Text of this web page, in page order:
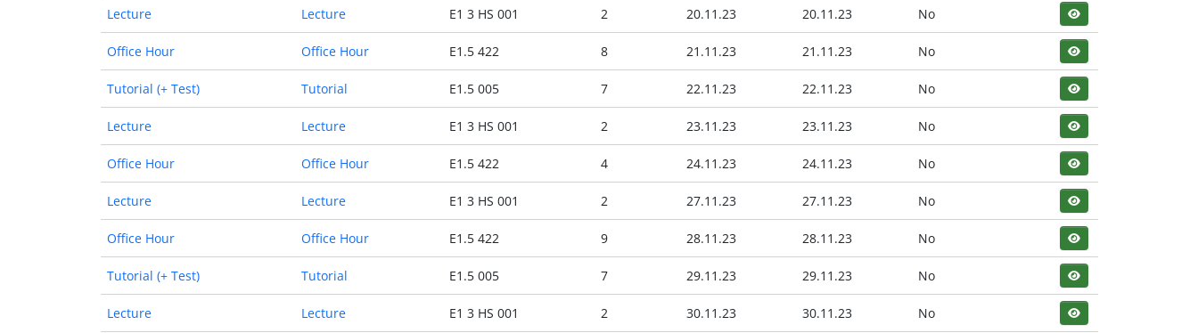
Lecture Lecture E1 3 HS 001 2 20.11.23 20.11.23 No
Office Hour Office Hour E1.5 422 8 21.11.23 21.11.23 No
Tutorial (+ Test) Tutorial E1.5 005 7 22.11.23 22.11.23 No
Lecture Lecture E1 3 HS 001 2 23.11.23 23.11.23 No
Office Hour Office Hour E1.5 422 4 24.11.23 24.11.23 No
Lecture Lecture E1 3 HS 001 2 27.11.23 27.11.23 No
Office Hour Office Hour E1.5 422 9 28.11.23 28.11.23 No
Tutorial (+ Test) Tutorial E1.5 005 7 29.11.23 29.11.23 No
Lecture Lecture E1 3 HS 001 2 30.11.23 30.11.23 No